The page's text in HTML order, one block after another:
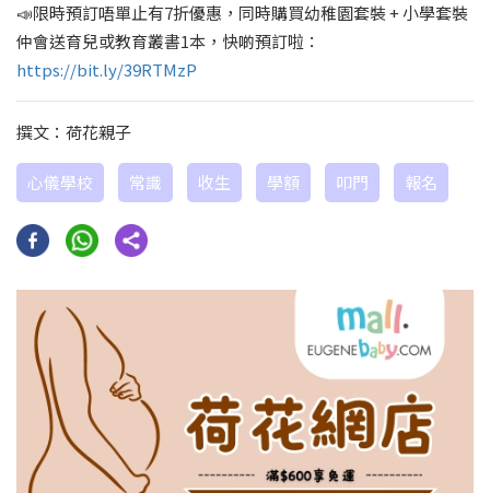
📣限時預訂唔單止有7折優惠，同時購買幼稚園套裝 + 小學套裝
仲會送育兒或教育叢書1本，快啲預訂啦：
https://bit.ly/39RTMzP
撰文：荷花親子
心儀學校 常識 收生 學額 叩門 報名